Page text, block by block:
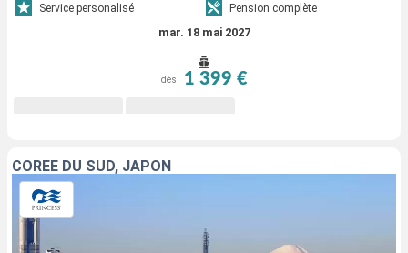
Service personalisé
Pension complète
mar. 18 mai 2027
dès 1 399 €
CORÉE DU SUD, JAPON